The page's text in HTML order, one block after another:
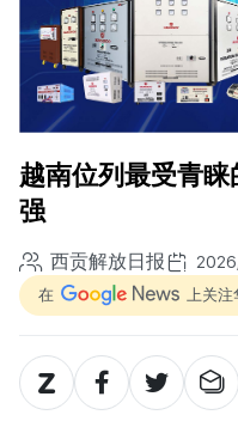
越南位列最受青
强
西贡解放日报
在 上关注